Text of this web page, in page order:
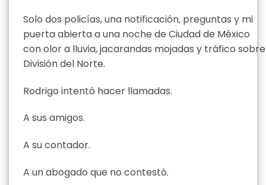
Solo dos policías, una notificación, preguntas y mi
puerta abierta a una noche de Ciudad de México
con olor a lluvia, jacarandas mojadas y tráfico sobre
División del Norte.
Rodrigo intentó hacer llamadas.
A sus amigos.
A su contador.
A un abogado que no contestó.